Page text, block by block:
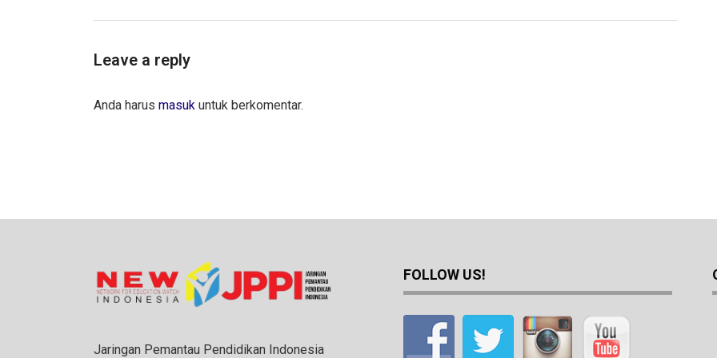
Leave a reply
Anda harus masuk untuk berkomentar.
Jaringan Pemantau Pendidikan Indonesia
FOLLOW US!